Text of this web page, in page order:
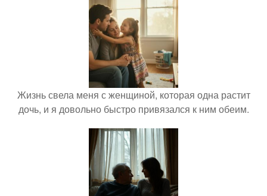
Жизнь свела меня с женщиной, которая одна растит
дочь, и я довольно быстро привязался к ним обеим.